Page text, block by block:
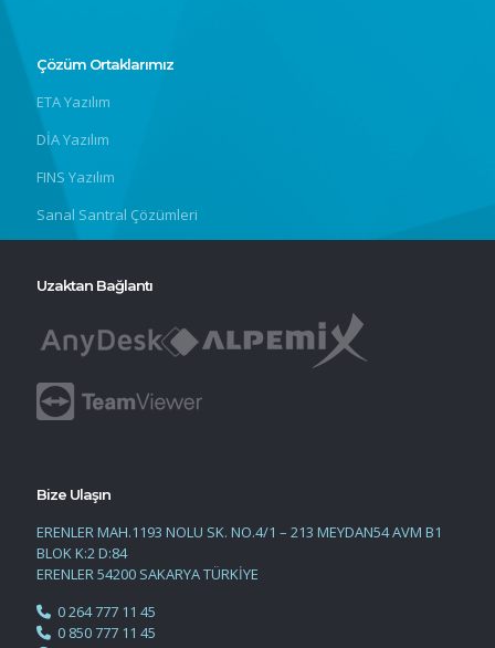
Çözüm Ortaklarımız
ETA Yazılım
DİA Yazılım
FINS Yazılım
Sanal Santral Çözümleri
Uzaktan Bağlantı
Bize Ulaşın
ERENLER MAH.1193 NOLU SK. NO.4/1 – 213 MEYDAN54 AVM B1
BLOK K:2 D:84
ERENLER 54200 SAKARYA TÜRKİYE
0 264 777 11 45
0 850 777 11 45